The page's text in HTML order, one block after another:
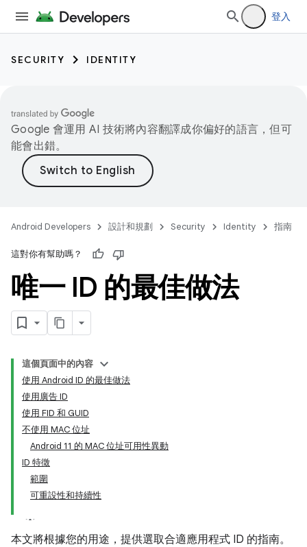
登入
SECURITY IDENTITY
Google 會運用 AI 技術將內容翻譯成你偏好的語言，但可
能會出錯。
Android Developers 設計和規劃 Security Identity 指南
這對你有幫助嗎？
唯一 ID 的最佳做法
這個頁面中的內容
使用 Android ID 的最佳做法
使用廣告 ID
使用 FID 和 GUID
不使用 MAC 位址
Android 11 的 MAC 位址可用性異動
ID 特徵
範圍
可重設性和持續性
本文將根據您的用途，提供選取合適應用程式 ID 的指南。